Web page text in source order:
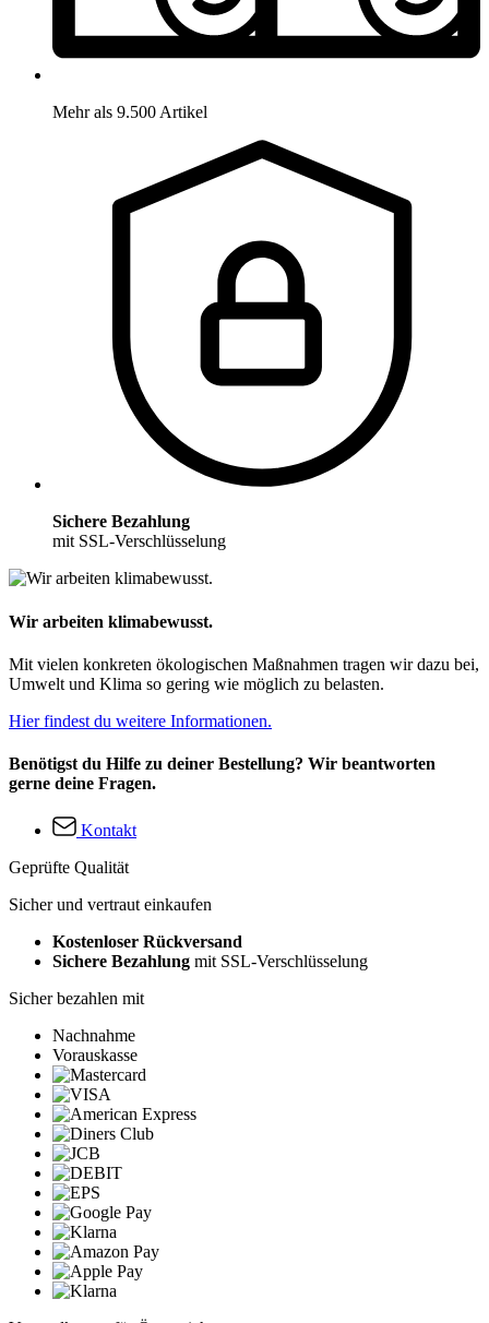
Mehr als 9.500 Artikel
Sichere Bezahlung
mit SSL-Verschlüsselung
Wir arbeiten klimabewusst.
Mit vielen konkreten ökologischen Maßnahmen tragen wir dazu bei,
Umwelt und Klima so gering wie möglich zu belasten.
Hier findest du weitere Informationen.
Benötigst du Hilfe zu deiner Bestellung? Wir beantworten
gerne deine Fragen.
Kontakt
Geprüfte Qualität
Sicher und vertraut einkaufen
Kostenloser Rückversand
Sichere Bezahlung mit SSL-Verschlüsselung
Sicher bezahlen mit
Nachnahme
Vorauskasse